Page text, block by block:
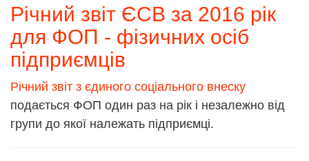
Річний звіт ЄСВ за 2016 рік
для ФОП - фізичних осіб
підприємців
Річний звіт з єдиного соціального внеску
подається ФОП один раз на рік і незалежно від
групи до якої належать підприємці.